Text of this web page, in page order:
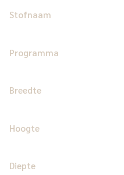
Stofnaam
Programma
Breedte
Hoogte
Diepte